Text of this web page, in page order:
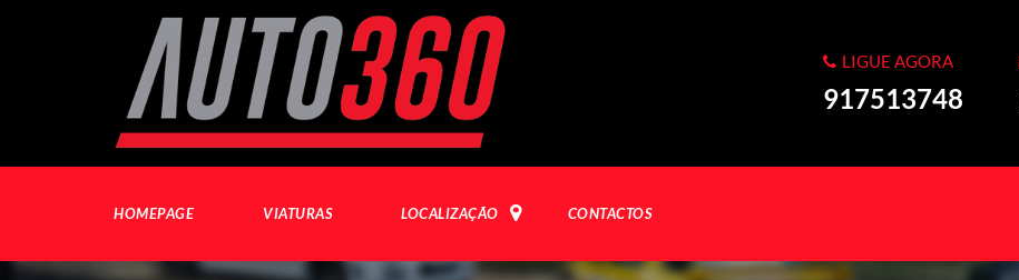
LIGUE AGORA
917513748
HOMEPAGE VIATURAS LOCALIZAÇÃO CONTACTOS